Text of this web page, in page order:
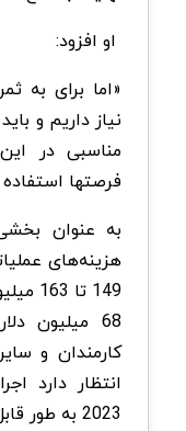
او افزود:
«اما برای به
نیاز داریم و
مناسبی در
فرصتها
به عنوان
هزینه‌های
68 میلیون
کارمندان و
انتظار دارد
2023 به طور قابل ملاحظه‌ای کامل شود.